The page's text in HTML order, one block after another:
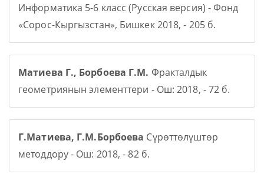
Информатика 5-6 класс (Русская версия) - Фонд
«Сорос-Кыргызстан», Бишкек 2018, - 205 б.
Матиева Г., Борбоева Г.М. Фракталдык
геометриянын элементтери - Ош: 2018, - 72 б.
Г.Матиева, Г.М.Борбоева Сүрөттөлүштөр
методдору - Ош: 2018, - 82 б.